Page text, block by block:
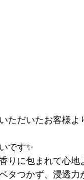
ただいたお客様よ
です✨
りに包まれて心地
タつかず、浸透力